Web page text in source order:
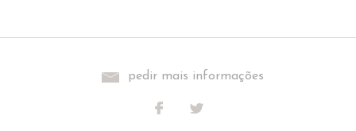
pedir mais informações